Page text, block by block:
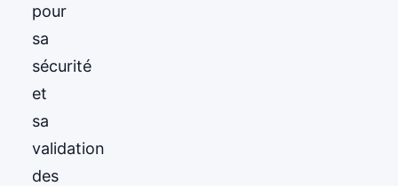
pour
sa
sécurité
et
sa
validation
des